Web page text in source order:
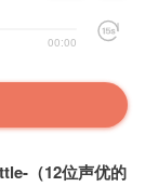
00:00
（12位声优的